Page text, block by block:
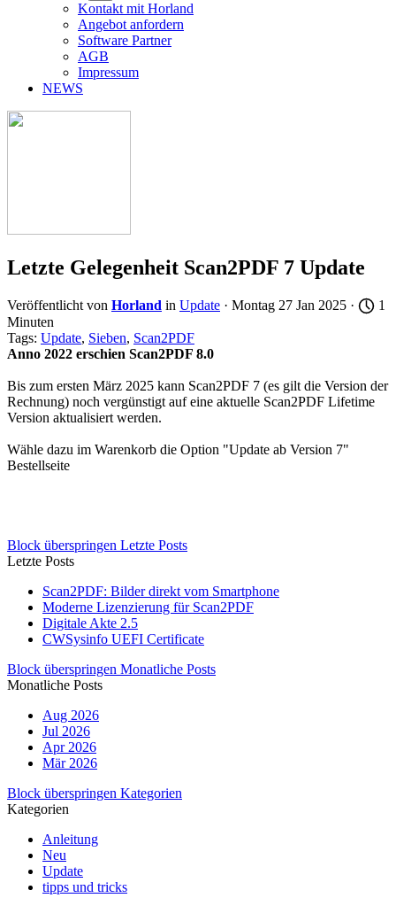
Kontakt mit Horland
Angebot anfordern
Software Partner
AGB
Impressum
NEWS
Letzte Gelegenheit Scan2PDF 7 Update
Veröffentlicht von Horland in Update · Montag 27 Jan 2025 ·
1
Minuten
Tags: Update, Sieben, Scan2PDF
Anno 2022 erschien Scan2PDF 8.0
Bis zum ersten März 2025 kann Scan2PDF 7 (es gilt die Version der
Rechnung) noch vergünstigt auf eine aktuelle Scan2PDF Lifetime
Version aktualisiert werden.
Wähle dazu im Warenkorb die Option "Update ab Version 7"
Bestellseite
Block überspringen Letzte Posts
Letzte Posts
Scan2PDF: Bilder direkt vom Smartphone
Moderne Lizenzierung für Scan2PDF
Digitale Akte 2.5
CWSysinfo UEFI Certificate
Block überspringen Monatliche Posts
Monatliche Posts
Aug 2026
Jul 2026
Apr 2026
Mär 2026
Block überspringen Kategorien
Kategorien
Anleitung
Neu
Update
tipps und tricks